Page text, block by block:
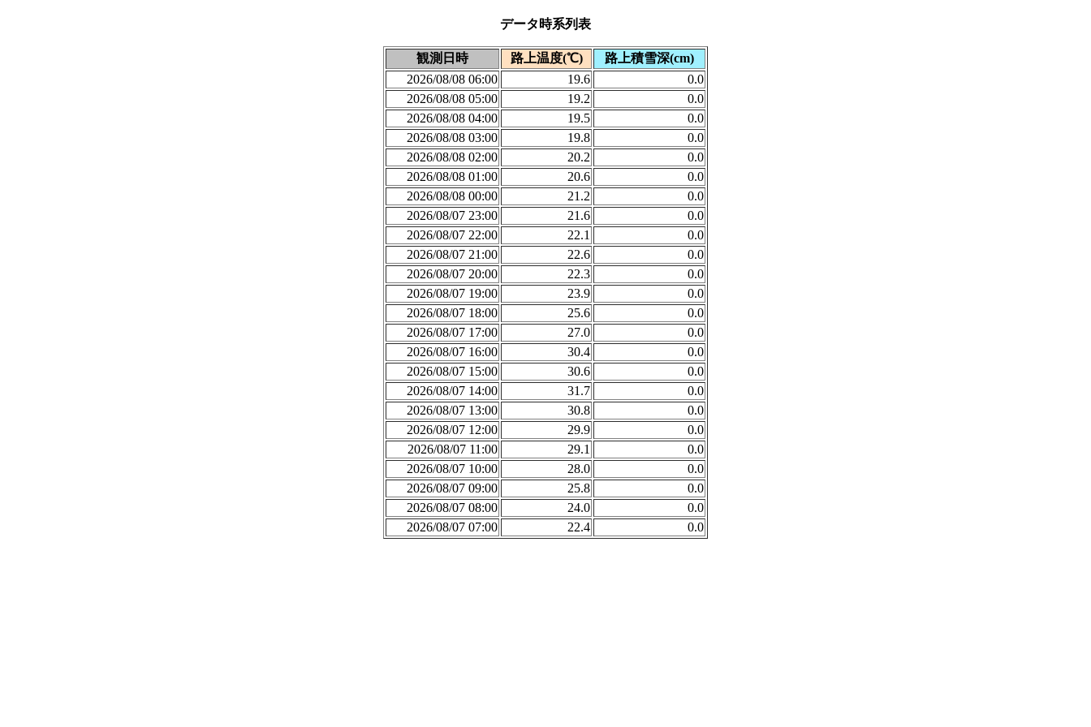
データ時系列表
観測日時 路上温度(℃)
路上積雪深(cm)
2026/08/08 06:00
19.6
0.0
2026/08/08 05:00
19.2
0.0
2026/08/08 04:00
19.5
0.0
2026/08/08 03:00
19.8
0.0
2026/08/08 02:00
20.2
0.0
2026/08/08 01:00
20.6
0.0
2026/08/08 00:00
21.2
0.0
2026/08/07 23:00
21.6
0.0
2026/08/07 22:00
22.1
0.0
2026/08/07 21:00
22.6
0.0
2026/08/07 20:00
22.3
0.0
2026/08/07 19:00
23.9
0.0
2026/08/07 18:00
25.6
0.0
2026/08/07 17:00
27.0
0.0
2026/08/07 16:00
30.4
0.0
2026/08/07 15:00
30.6
0.0
2026/08/07 14:00
31.7
0.0
2026/08/07 13:00
30.8
0.0
2026/08/07 12:00
29.9
0.0
2026/08/07 11:00
29.1
0.0
2026/08/07 10:00
28.0
0.0
2026/08/07 09:00
25.8
0.0
2026/08/07 08:00
24.0
0.0
2026/08/07 07:00
22.4 0.0